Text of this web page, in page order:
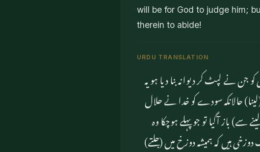
will be for God to judge him;
therein to abide!
URDU TRANSLATION
نے لپٹ کر دیوانہ بنا دیا ہو یہ
حالانکہ سودے کو خدا نے حلال
باز آگیا تو جو پہلے ہوچکا وہ
ہیں کہ ہمیشہ دوزخ میں (جلتے)